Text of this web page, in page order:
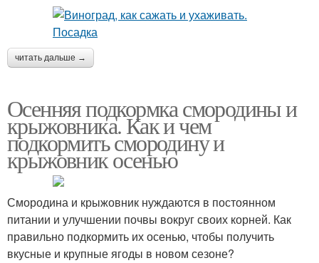
читать дальше →
Осенняя подкормка смородины и
крыжовника. Как и чем
подкормить смородину и
крыжовник осенью
Смородина и крыжовник нуждаются в постоянном
питании и улучшении почвы вокруг своих корней. Как
правильно подкормить их осенью, чтобы получить
вкусные и крупные ягоды в новом сезоне?